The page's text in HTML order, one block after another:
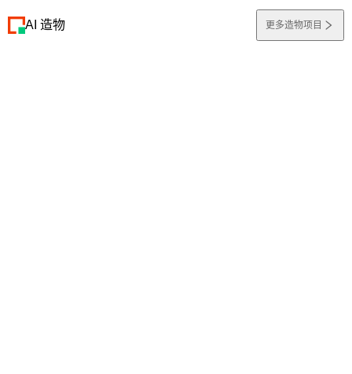
AI 造物 更多造物项目